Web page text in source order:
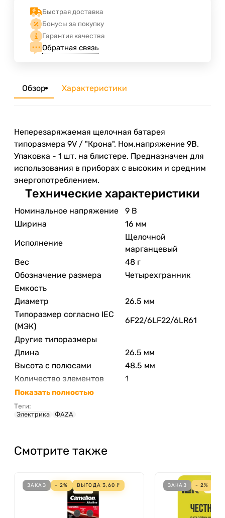
Быстрая доставка
Бонусы за покупку
Гарантия качества
Обратная связь
Обзор Характеристики
Неперезаряжаемая щелочная батарея
типоразмера 9V / "Крона". Ном.напряжение 9В.
Упаковка - 1 шт. на блистере. Предназначен для
использования в приборах с высоким и средним
энергопотреблением.
Технические характеристики
Номинальное напряжение
9 В
Ширина
16 мм
Исполнение
Щелочной
марганцевый
Вес
48 г
Обозначение размера
Четырехгранник
Емкость
Диаметр
26.5 мм
Типоразмер согласно IEC
(МЭК)
6F22/6LF22/6LR61
Другие типоразмеры
Длина
26.5 мм
Высота с полюсами
48.5 мм
Количество элементов
1
Показать полностью
Теги:
Электрика ФАZА
Смотрите также
ЗАКАЗ - 2% ВЫГОДА3,60 ₽ ЗАКАЗ - 2%